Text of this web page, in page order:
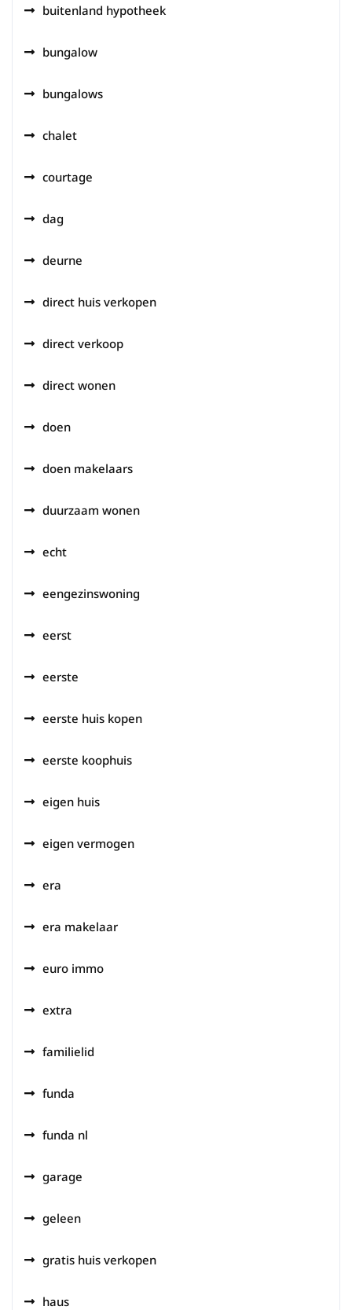
buitenland hypotheek
bungalow
bungalows
chalet
courtage
dag
deurne
direct huis verkopen
direct verkoop
direct wonen
doen
doen makelaars
duurzaam wonen
echt
eengezinswoning
eerst
eerste
eerste huis kopen
eerste koophuis
eigen huis
eigen vermogen
era
era makelaar
euro immo
extra
familielid
funda
funda nl
garage
geleen
gratis huis verkopen
haus